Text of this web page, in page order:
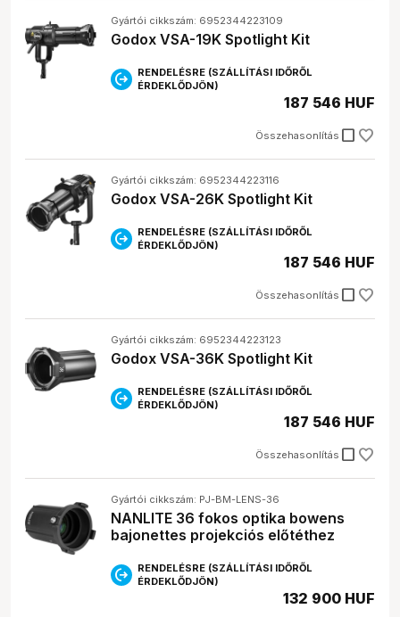
Gyártói cikkszám: 6952344223109
Godox VSA-19K Spotlight Kit
RENDELÉSRE (SZÁLLÍTÁSI IDŐRŐL
ÉRDEKLŐDJÖN)
Összehasonlítás check_box_outline_blank
187 546 HUF
Gyártói cikkszám: 6952344223116
Godox VSA-26K Spotlight Kit
RENDELÉSRE (SZÁLLÍTÁSI IDŐRŐL
ÉRDEKLŐDJÖN)
Összehasonlítás check_box_outline_blank
187 546 HUF
Gyártói cikkszám: 6952344223123
Godox VSA-36K Spotlight Kit
RENDELÉSRE (SZÁLLÍTÁSI IDŐRŐL
ÉRDEKLŐDJÖN)
Összehasonlítás check_box_outline_blank
187 546 HUF
Gyártói cikkszám: PJ-BM-LENS-36
NANLITE 36 fokos optika bowens
bajonettes projekciós előtéthez
RENDELÉSRE (SZÁLLÍTÁSI IDŐRŐL
ÉRDEKLŐDJÖN)
132 900 HUF